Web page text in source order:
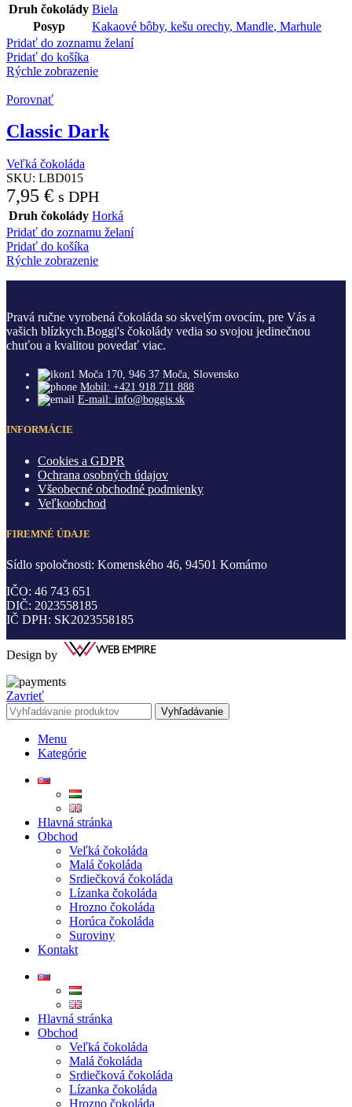
Druh čokolády Biela
Posyp
Kakaové bôby, kešu orechy, Mandle, Marhule
Pridať do zoznamu želaní
Pridať do košíka
Rýchle zobrazenie
Porovnať
Classic Dark
Veľká čokoláda
SKU: LBD015
7,95 € s DPH
Druh čokolády Horká
Pridať do zoznamu želaní
Pridať do košíka
Rýchle zobrazenie
Pravá ručne vyrobená čokoláda so skvelým ovocím, pre Vás a
vašich blízkych.Boggi's čokolády vedia so svojou jedinečnou
chuťou a kvalitou povedať viac.
Moča 170, 946 37 Moča, Slovensko
Mobil: +421 918 711 888
E-mail: info@boggis.sk
INFORMÁCIE
Cookies a GDPR
Ochrana osobných údajov
Všeobecné obchodné podmienky
Veľkoobchod
FIREMNÉ ÚDAJE
Sídlo spoločnosti: Komenského 46, 94501 Komárno
IČO: 46 743 651
DIČ: 2023558185
IČ DPH: SK2023558185
Design by
Zavrieť
Vyhľadávanie
Menu
Kategórie
Hlavná stránka
Obchod
Veľká čokoláda
Malá čokoláda
Srdiečková čokoláda
Lízanka čokoláda
Hrozno čokoláda
Horúca čokoláda
Suroviny
Kontakt
Hlavná stránka
Obchod
Veľká čokoláda
Malá čokoláda
Srdiečková čokoláda
Lízanka čokoláda
Hrozno čokoláda